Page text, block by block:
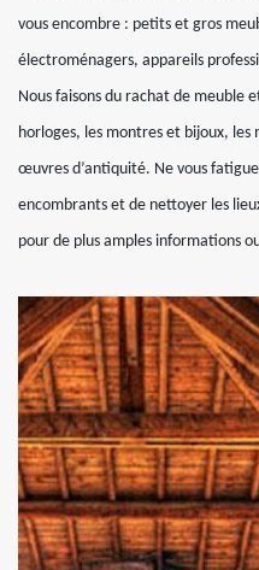
vous encombre : petits et gros
électroménagers, appareils
Nous faisons du rachat de meuble
horloges, les montres et bijoux,
œuvres d’antiquité. Ne vous
encombrants et de nettoyer les
pour de plus amples informations